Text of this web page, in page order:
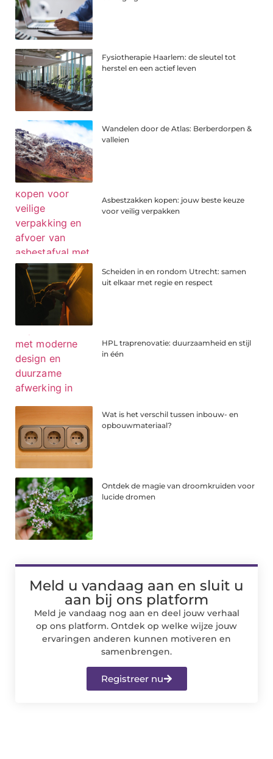
Fysiotherapie Haarlem: de sleutel tot
herstel en een actief leven
Wandelen door de Atlas: Berberdorpen &
valleien
Asbestzakken kopen: jouw beste keuze
voor veilig verpakken
Scheiden in en rondom Utrecht: samen
uit elkaar met regie en respect
HPL traprenovatie: duurzaamheid en stijl
in één
Wat is het verschil tussen inbouw- en
opbouwmateriaal?
Ontdek de magie van droomkruiden voor
lucide dromen
Meld u vandaag aan en sluit u
aan bij ons platform
Meld je vandaag nog aan en deel jouw verhaal
op ons platform. Ontdek op welke wijze jouw
ervaringen anderen kunnen motiveren en
samenbrengen.
Registreer nu